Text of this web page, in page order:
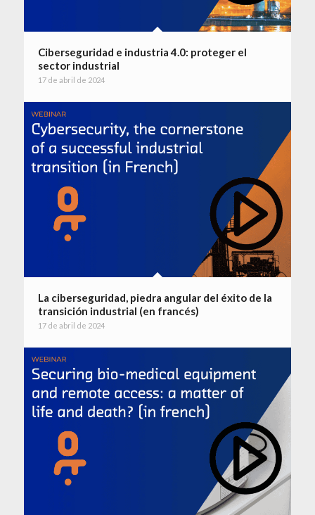
Ciberseguridad e industria 4.0: proteger el
sector industrial
17 de abril de 2024
La ciberseguridad, piedra angular del éxito de la
transición industrial (en francés)
17 de abril de 2024